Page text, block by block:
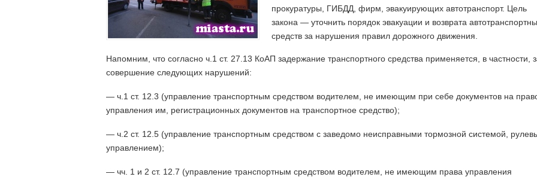
прокуратуры, ГИБДД, фирм, эвакуирующих автотранспорт. Цель
закона — уточнить порядок эвакуации и возврата
средств за нарушения правил дорожного движения.
Напомним, что согласно ч.1 ст. 27.13 КоАП задержание транспортного средства применяется, в частности,
совершение следующих нарушений:
— ч.1 ст. 12.3 (управление транспортным средством водителем, не имеющим при себе документов на
управления им, регистрационных документов на транспортное средство);
— ч.2 ст. 12.5 (управление транспортным средством с заведомо неисправными тормозной системой,
управлением);
— чч. 1 и 2 ст. 12.7 (управление транспортным средством водителем, не имеющим права управления